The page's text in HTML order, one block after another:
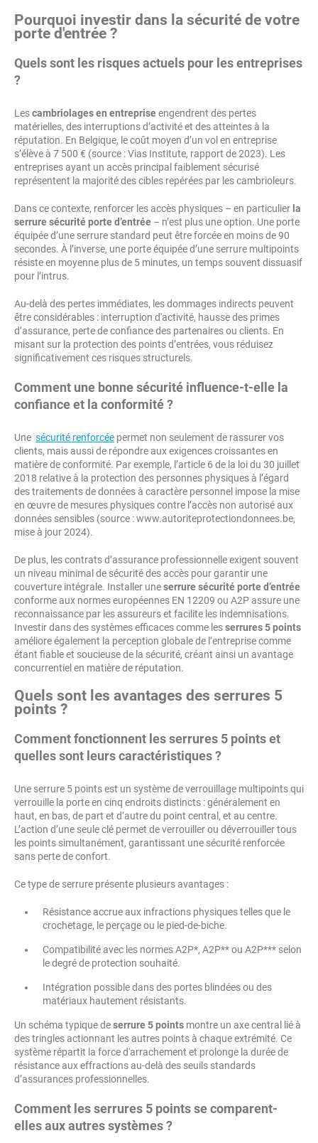
Pourquoi investir dans la sécurité de votre
porte d'entrée ?
Quels sont les risques actuels pour les entreprises
?
Lescambriolages en entrepriseengendrent des pertes
matérielles, des interruptions d’activité et des atteintes à la
réputation. En Belgique, le coût moyen d’un vol en entreprise
s’élève à 7 500 € (source : Vias Institute, rapport de 2023). Les
entreprises ayant un accès principal faiblement sécurisé
représentent la majorité des cibles repérées par les cambrioleurs.
Dans ce contexte, renforcer les accès physiques – en particulier la
serrure sécurité porte d’entrée – n’est plus une option. Une porte
équipée d’une serrure standard peut être forcée en moins de 90
secondes. À l’inverse, une porte équipée d’une serrure multipoints
résiste en moyenne plus de 5 minutes, un temps souvent dissuasif
pour l’intrus.
Au-delà des pertes immédiates, les dommages indirects peuvent
être considérables : interruption d'activité, hausse des primes
d’assurance, perte de confiance des partenaires ou clients. En
misant sur la protection des points d’entrées, vous réduisez
significativement ces risques structurels.
Comment une bonne sécurité influence-t-elle la
confiance et la conformité ?
Une sécurité renforcée permet non seulement de rassurer vos
clients, mais aussi de répondre aux exigences croissantes en
matière de conformité. Par exemple, l’article 6 de la loi du 30 juillet
2018 relative à la protection des personnes physiques à l’égard
des traitements de données à caractère personnel impose la mise
en œuvre de mesures physiques contre l’accès non autorisé aux
données sensibles (source : www.autoriteprotectiondonnees.be,
mise à jour 2024).
De plus, les contrats d’assurance professionnelle exigent souvent
un niveau minimal de sécurité des accès pour garantir une
couverture intégrale. Installer uneserrure sécurité porte d’entrée
conforme aux normes européennes EN 12209 ou A2P assure une
reconnaissance par les assureurs et facilite les indemnisations.
Investir dans des systèmes efficaces comme lesserrures 5 points
améliore également la perception globale de l’entreprise comme
étant fiable et soucieuse de la sécurité, créant ainsi un avantage
concurrentiel en matière de réputation.
Quels sont les avantages des serrures 5
points ?
Comment fonctionnent les serrures 5 points et
quelles sont leurs caractéristiques ?
Une serrure 5 points est un système de verrouillage multipoints qui
verrouille la porte en cinq endroits distincts : généralement en
haut, en bas, de part et d’autre du point central, et au centre.
L’action d’une seule clé permet de verrouiller ou déverrouiller tous
les points simultanément, garantissant une sécurité renforcée
sans perte de confort.
Ce type de serrure présente plusieurs avantages :
Résistance accrue aux infractions physiques telles que le
crochetage, le perçage ou le pied-de-biche.
Compatibilité avec les normes A2P*, A2P** ou A2P*** selon
le degré de protection souhaité.
Intégration possible dans des portes blindées ou des
matériaux hautement résistants.
Un schéma typique deserrure 5 points montre un axe central lié à
des tringles actionnant les autres points à chaque extrémité. Ce
système répartit la force d'arrachement et prolonge la durée de
résistance aux effractions au-delà des seuils standards
d’assurances professionnelles.
Comment les serrures 5 points se comparent-
elles aux autres systèmes ?